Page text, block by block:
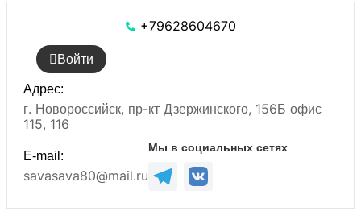
+79628604670
Войти
Адрес:
г. Новороссийск, пр-кт Дзержинского, 156Б офис
115, 116
E-mail:
savasava80@mail.ru
Мы в социальных сетях